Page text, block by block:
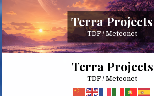
to
content
Terra Projects
TDF / Meteonet
Terra Projects
TDF / Meteonet